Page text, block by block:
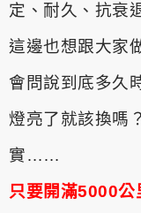
定、耐久、抗衰
這邊也想跟大家
會問說到底多久
燈亮了就該換嗎
實……
只要開滿5000公